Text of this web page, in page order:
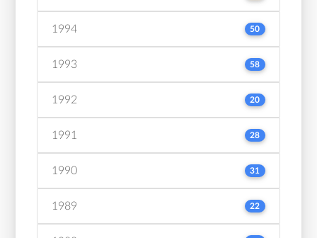
1994 50
1993 58
1992 20
1991 28
1990 31
1989 22